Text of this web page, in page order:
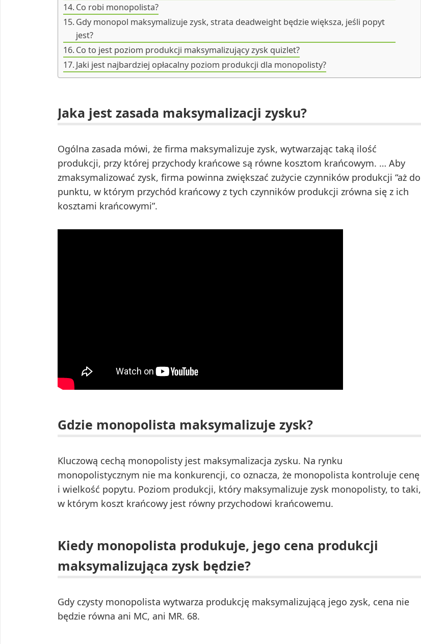
Co robi monopolista?
Gdy monopol maksymalizuje zysk, strata deadweight będzie większa, jeśli popyt
jest?
Co to jest poziom produkcji maksymalizujący zysk quizlet?
Jaki jest najbardziej opłacalny poziom produkcji dla monopolisty?
Jaka jest zasada maksymalizacji zysku?
Ogólna zasada mówi, że firma maksymalizuje zysk, wytwarzając taką ilość
produkcji, przy której przychody krańcowe są równe kosztom krańcowym. … Aby
zmaksymalizować zysk, firma powinna zwiększać zużycie czynników produkcji “aż do
punktu, w którym przychód krańcowy z tych czynników produkcji zrówna się z ich
kosztami krańcowymi”.
Gdzie monopolista maksymalizuje zysk?
Kluczową cechą monopolisty jest maksymalizacja zysku. Na rynku
monopolistycznym nie ma konkurencji, co oznacza, że monopolista kontroluje cenę
i wielkość popytu. Poziom produkcji, który maksymalizuje zysk monopolisty, to taki,
w którym koszt krańcowy jest równy przychodowi krańcowemu.
Kiedy monopolista produkuje, jego cena produkcji
maksymalizująca zysk będzie?
Gdy czysty monopolista wytwarza produkcję maksymalizującą jego zysk, cena nie
będzie równa ani MC, ani MR. 68.